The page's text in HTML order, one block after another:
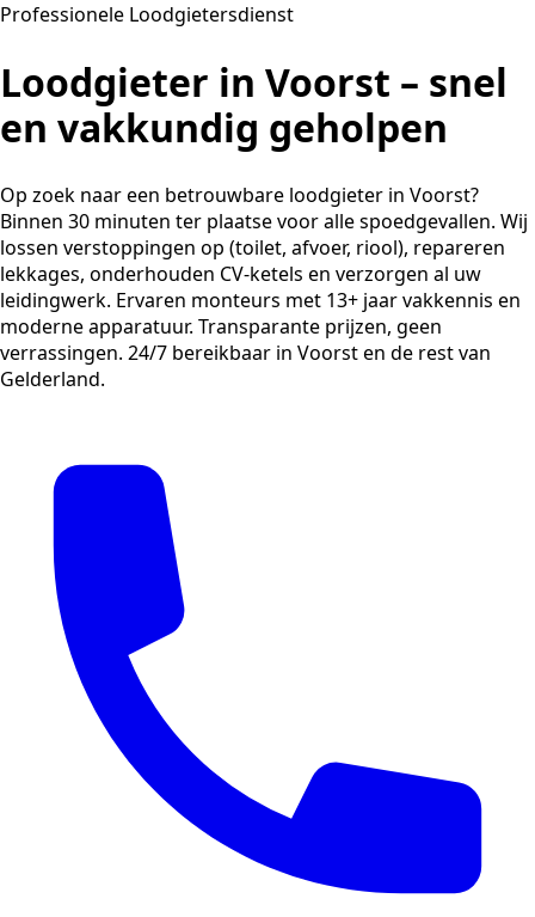
Professionele Loodgietersdienst
Loodgieter in Voorst – snel
en vakkundig geholpen
Op zoek naar een betrouwbare loodgieter in Voorst?
Binnen 30 minuten ter plaatse voor alle spoedgevallen. Wij
lossen verstoppingen op (toilet, afvoer, riool), repareren
lekkages, onderhouden CV-ketels en verzorgen al uw
leidingwerk. Ervaren monteurs met 13+ jaar vakkennis en
moderne apparatuur. Transparante prijzen, geen
verrassingen. 24/7 bereikbaar in Voorst en de rest van
Gelderland.